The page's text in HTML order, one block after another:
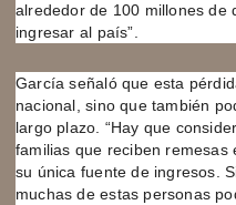
alrededor de 100 millones de
ingresar al país”.
García señaló que esta
nacional, sino que también
largo plazo. “Hay que
familias que reciben remesas
su única fuente de ingresos.
muchas de estas personas